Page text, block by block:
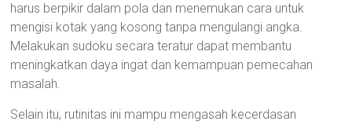
harus berpikir dalam pola dan menemukan cara untuk
mengisi kotak yang kosong tanpa mengulangi angka.
Melakukan sudoku secara teratur dapat membantu
meningkatkan daya ingat dan kemampuan pemecahan
masalah.
Selain itu, rutinitas ini mampu mengasah kecerdasan